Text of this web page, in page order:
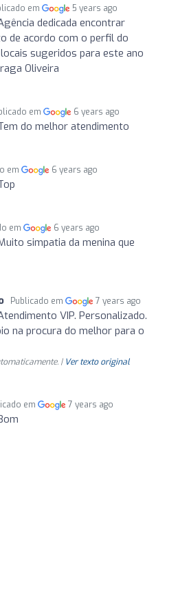
em 5 years ago
dedicada encontrar
de acordo com o perfil do
sugeridos para este ano
Oliveira
em 6 years ago
do melhor atendimento
em 6 years ago
em 6 years ago
simpatia da menina que
Publicado em 7 years ago
VIP. Personalizado.
na procura do melhor para o
| Ver texto original
em 7 years ago